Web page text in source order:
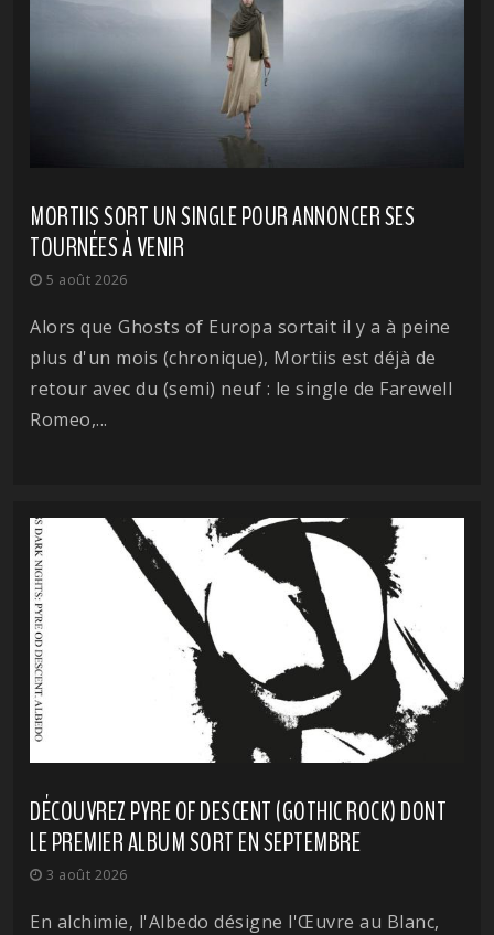
MORTIIS SORT UN SINGLE POUR ANNONCER SES
TOURNÉES À VENIR
5 août 2026
Alors que Ghosts of Europa sortait il y a à peine
plus d'un mois (chronique), Mortiis est déjà de
retour avec du (semi) neuf : le single de Farewell
Romeo,...
DÉCOUVREZ PYRE OF DESCENT (GOTHIC ROCK) DONT
LE PREMIER ALBUM SORT EN SEPTEMBRE
3 août 2026
En alchimie, l'Albedo désigne l'Œuvre au Blanc,